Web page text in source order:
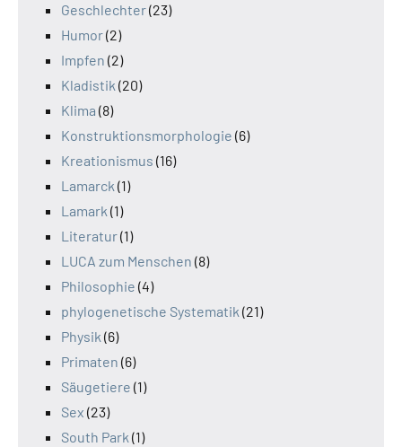
Geschlechter(23)
Humor(2)
Impfen (2)
Kladistik (20)
Klima (8)
Konstruktionsmorphologie (6)
Kreationismus (16)
Lamarck (1)
Lamark (1)
Literatur(1)
LUCA zum Menschen (8)
Philosophie (4)
phylogenetische Systematik (21)
Physik (6)
Primaten (6)
Säugetiere (1)
Sex (23)
South Park (1)